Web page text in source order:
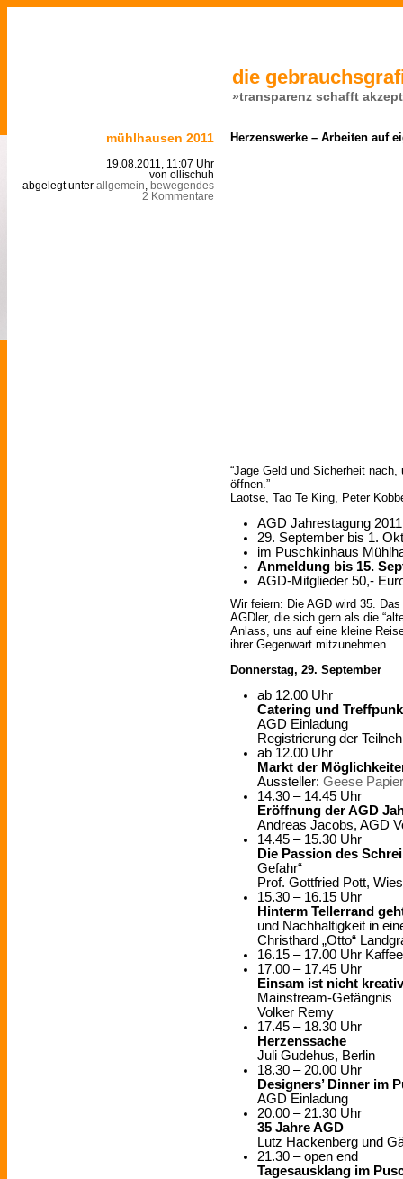
die
»transparenz schafft
mühlhausen 2011
19.08.2011, 11:07 Uhr
von ollischuh
abgelegt unter allgemein
bewegendes
2 Kommentare
Herzenswerke – Arbeiten auf
“Jage Geld und Sicherheit
öffnen.”
Laotse, Tao Te King, Peter
AGD Jahrestagung 2011
29. September bis 1.
im Puschkinhaus
Anmeldung bis 15.
AGD-Mitglieder 50,-
Wir feiern: Die AGD wird 35.
AGDler, die sich gern als die
Anlass, uns auf eine kleine
ihrer Gegenwart mitzunehmen.
Donnerstag, 29. September
ab 12.00 Uhr
Catering und
AGD Einladung
Registrierung der
ab 12.00 Uhr
Markt der
Aussteller: Geese Papier
14.30 – 14.45 Uhr
Eröffnung der AGD
Andreas Jacobs, AGD
14.45 – 15.30 Uhr
Die Passion des
Gefahr“
Prof. Gottfried Pott,
15.30 – 16.15 Uhr
Hinterm Tellerrand
und Nachhaltigkeit in
Christhard „Otto“
16.15 – 17.00 Uhr
17.00 – 17.45 Uhr
Einsam ist nicht
Mainstream-Gefängnis
Volker Remy
17.45 – 18.30 Uhr
Herzenssache
Juli Gudehus, Berlin
18.30 – 20.00 Uhr
Designers’ Dinner im
AGD Einladung
20.00 – 21.30 Uhr
35 Jahre AGD
Lutz Hackenberg und
21.30 – open end
Tagesausklang im